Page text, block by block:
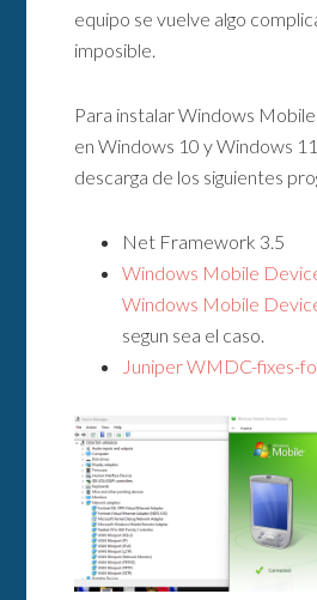
equipo se vuelve algo
imposible.
Para instalar Windows
en Windows 10 y Windows
descarga de los siguientes
Net Framework 3.5
Windows Mobile
Windows Mobile
segun sea el caso.
Juniper WMDC-fixes-